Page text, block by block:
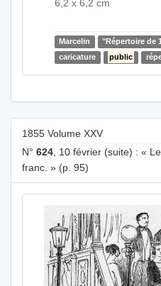
6,2 x 6,2 cm
Marcelin "Répertoire de
caricature
public
1855 Volume XXV
N° 624, 10 février (suite) : «
franc. » (p. 95)